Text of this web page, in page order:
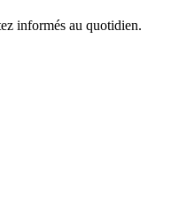
informés au quotidien.